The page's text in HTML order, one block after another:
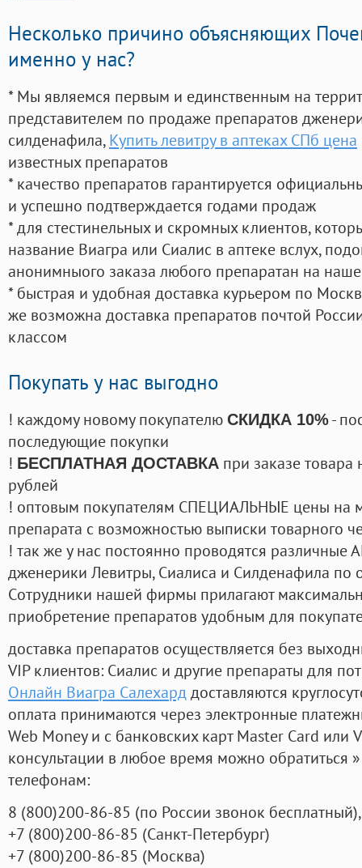
Несколько причино объясняющих
именно у нас?
* Мы являемся первым и единственным на
представителем по продаже препаратов
силденафила, Купить левитру в аптеках СПб цена
известных препаратов
* качество препаратов гарантируется
и успешно подтверждается годами продаж
* для стестинельных и скромных клиентов,
название Виагра или Сиалис в аптеке вслух,
анонимныого заказа любого препаратан на
* быстрая и удобная доставка курьером по
же возможна доставка препаратов почтой
классом
Покупать у нас выгодно
! каждому новому покупателю СКИДКА 10%-
последующие покупки
! БЕСПЛАТНАЯ ДОСТАВКА при заказе
рублей
! оптовым покупателям СПЕЦИАЛЬНЫЕ цены на
препарата с возможностью выписки товарного
! так же у нас постоянно проводятся
дженерики Левитры, Сиалиса и Силденафила по
Cотрудники нашей фирмы прилагают
приобретение препаратов удобным для
доставка препаратов осуществляется без
VIP клиентов: Сиалис и другие препараты для
Онлайн Виагра Салехарддоставляются
оплата принимаются через электронные
Web Money и с банковских карт Master Card или
консультации в любое время можно обратиться
телефонам:
8 (800)200-86-85 (по России звонок бесплатный),
+7 (800)200-86-85 (Санкт-Петербург)
+7 (800)200-86-85 (Москва)